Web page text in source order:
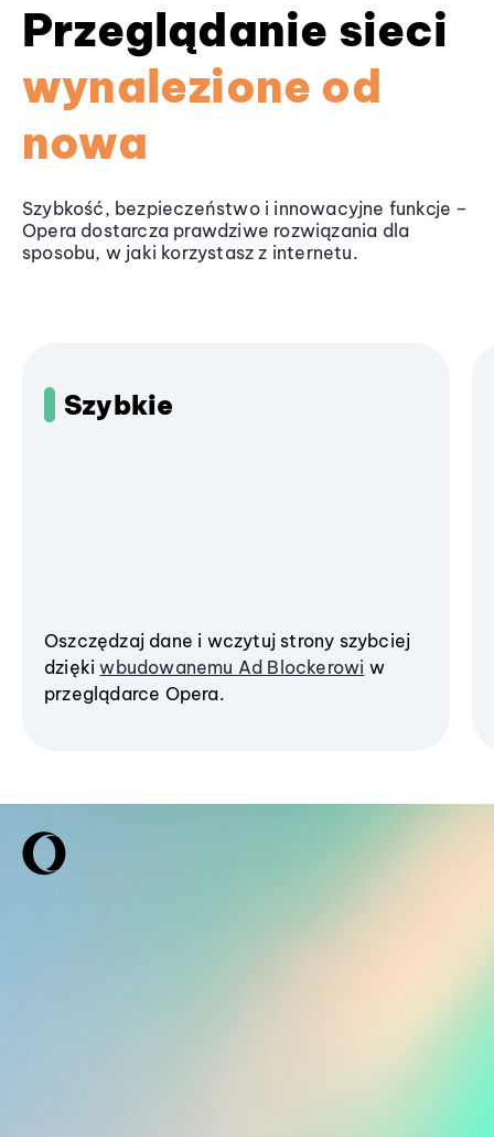
Przeglądanie sieci
wynalezione od
nowa
Szybkość, bezpieczeństwo i innowacyjne funkcje –
Opera dostarcza prawdziwe rozwiązania dla
sposobu, w jaki korzystasz z internetu.
Szybkie
Oszczędzaj dane i wczytuj strony szybciej
dziękiwbudowanemu Ad Blockerowi w
przeglądarce Opera.